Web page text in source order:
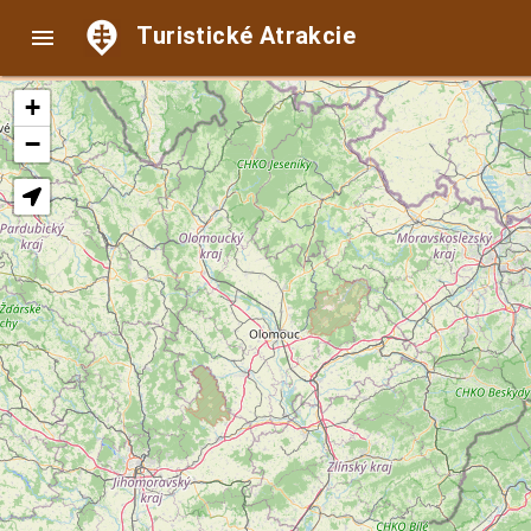
 Turistické Atrakcie
+
−